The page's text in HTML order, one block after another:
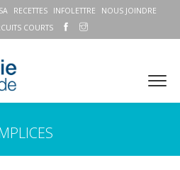
RECETTES INFOLETTRE
NOUS JOINDRE
COURTS